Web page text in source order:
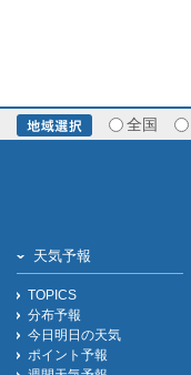
全国
天気予報
TOPICS
分布予報
今日明日の天気
ポイント予報